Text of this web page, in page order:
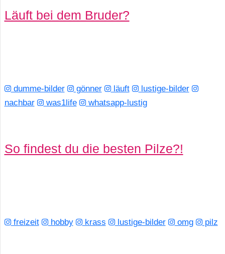
Läuft bei dem Bruder?
dumme-bilder gönner läuft
lustige-bilder
nachbar
was1life whatsapp-lustig
So findest du die besten Pilze?!
freizeit hobby krass lustige-bilder omg pilz